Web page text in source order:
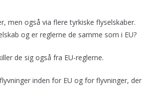
men også via flere tyrkiske flyselskaber.
og er reglerne de samme som i EU?
de sig også fra EU-reglerne.
inden for EU og for flyvninger, der